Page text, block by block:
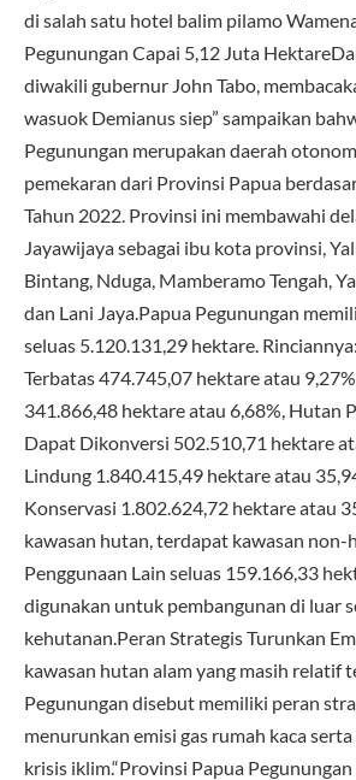
di salah satu hotel balim pilamo
Pegunungan Capai 5,12 Juta
diwakili gubernur John Tabo,
wasuok Demianus siep” sampaikan
Pegunungan merupakan daerah
pemekaran dari Provinsi Papua
Tahun 2022. Provinsi ini membawahi
Jayawijaya sebagai ibu kota provinsi,
Bintang, Nduga, Mamberamo Tengah,
dan Lani Jaya.Papua Pegunungan
seluas 5.120.131,29 hektare.
Terbatas 474.745,07 hektare atau
341.866,48 hektare atau 6,68%, Hutan
Dapat Dikonversi 502.510,71 hektare
Lindung 1.840.415,49 hektare atau
Konservasi 1.802.624,72 hektare atau
kawasan hutan, terdapat kawasan non-
Penggunaan Lain seluas 159.166,33
digunakan untuk pembangunan di luar
kehutanan.Peran Strategis Turunkan
kawasan hutan alam yang masih relatif
Pegunungan disebut memiliki peran
menurunkan emisi gas rumah kaca
krisis iklim.“Provinsi Papua